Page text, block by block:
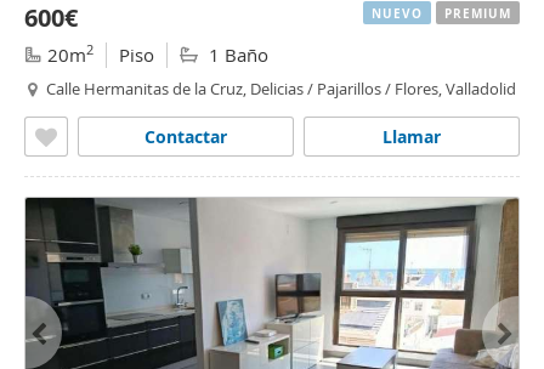
600€
20m2 Piso 1 Baño
Calle Hermanitas de la Cruz, Delicias / Pajarillos / Flores, Valladolid
Llamar
Contactar
NUEVO PREMIUM